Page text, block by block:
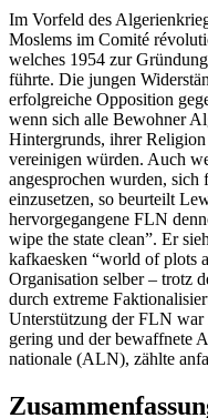
Im Vorfeld des
Moslems im Comité
welches 1954 zur
führte. Die jungen
erfolgreiche Opposition
wenn sich alle Bewohner
Hintergrunds, ihrer
vereinigen würden. Auch
angesprochen wurden,
einzusetzen, so beurteilt
hervorgegangene FLN
wipe the state clean”. Er
kafkaesken “world of plots
Organisation selber – trotz
durch extreme
Unterstützung der FLN
gering und der bewaffnete
nationale (ALN), zählte